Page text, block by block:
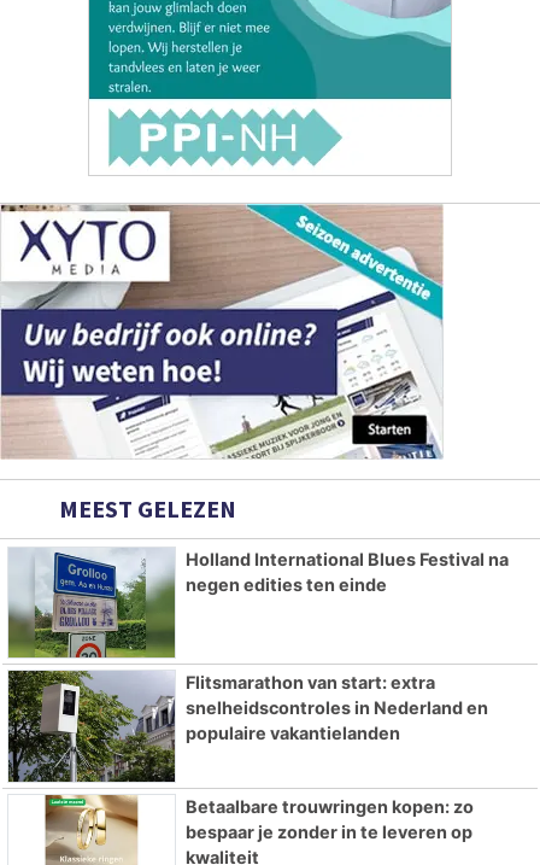
MEEST GELEZEN
Holland International Blues Festival na
negen edities ten einde
Flitsmarathon van start: extra
snelheidscontroles in Nederland en
populaire vakantielanden
Betaalbare trouwringen kopen: zo
bespaar je zonder in te leveren op
kwaliteit